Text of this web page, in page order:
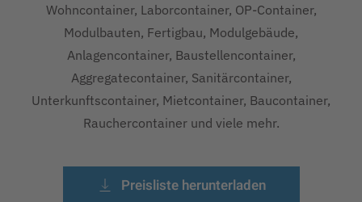
Wohncontainer, Laborcontainer, OP-Container,
Modulbauten, Fertigbau, Modulgebäude,
Anlagencontainer, Baustellencontainer,
Aggregatecontainer, Sanitärcontainer,
Unterkunftscontainer, Mietcontainer, Baucontainer,
Rauchercontainer und viele mehr.
Preisliste herunterladen